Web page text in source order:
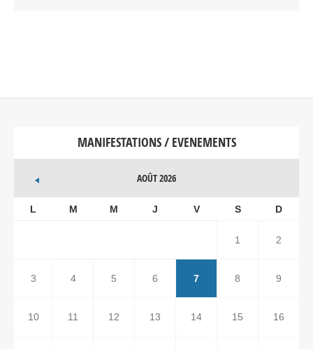
MANIFESTATIONS / EVENEMENTS
AOÛT 2026
L M M J V S D
1 2
3 4 5 6 7 8 9
10 11 12 13 14 15 16